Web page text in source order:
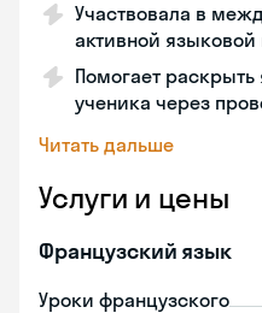
Участвовала в
активной языковой
Помогает
ученика через
Читать дальше
Услуги и цены
Французский язык
Уроки французского